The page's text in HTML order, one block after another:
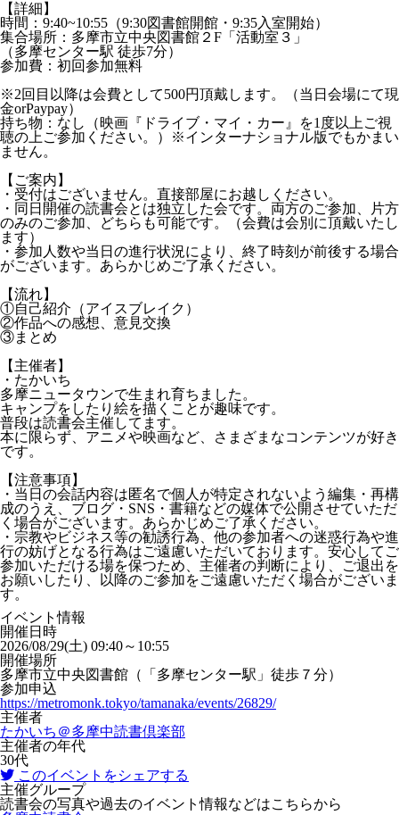
【詳細】
時間：9:40~10:55（9:30図書館開館・9:35入室開始）
集合場所：多摩市立中央図書館２F「活動室３」
（多摩センター駅 徒歩7分）
参加費：初回参加無料
※2回目以降は会費として500円頂戴します。（当日会場にて現
金orPaypay）
持ち物：なし（映画『ドライブ・マイ・カー』を1度以上ご視
聴の上ご参加ください。）※インターナショナル版でもかまい
ません。
【ご案内】
・受付はございません。直接部屋にお越しください。
・同日開催の読書会とは独立した会です。両方のご参加、片方
のみのご参加、どちらも可能です。（会費は会別に頂戴いたし
ます）
・参加人数や当日の進行状況により、終了時刻が前後する場合
がございます。あらかじめご了承ください。
【流れ】
①自己紹介（アイスブレイク）
②作品への感想、意見交換
③まとめ
【主催者】
・たかいち
多摩ニュータウンで生まれ育ちました。
キャンプをしたり絵を描くことが趣味です。
普段は読書会主催してます。
本に限らず、アニメや映画など、さまざまなコンテンツが好き
です。
【注意事項】
・当日の会話内容は匿名で個人が特定されないよう編集・再構
成のうえ、ブログ・SNS・書籍などの媒体で公開させていただ
く場合がございます。あらかじめご了承ください。
・宗教やビジネス等の勧誘行為、他の参加者への迷惑行為や進
行の妨げとなる行為はご遠慮いただいております。安心してご
参加いただける場を保つため、主催者の判断により、ご退出を
お願いしたり、以降のご参加をご遠慮いただく場合がございま
す。
イベント情報
開催日時
2026/08/29(土) 09:40～10:55
開催場所
多摩市立中央図書館（「多摩センター駅」徒歩７分）
参加申込
https://metromonk.tokyo/tamanaka/events/26829/
主催者
たかいち＠多摩中読書倶楽部
主催者の年代
30代
このイベントをシェアする
主催グループ
読書会の写真や過去のイベント情報などはこちらから